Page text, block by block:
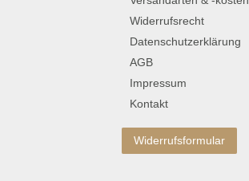
Widerrufsrecht
Datenschutzerklärung
AGB
Impressum
Kontakt
Widerrufsformular